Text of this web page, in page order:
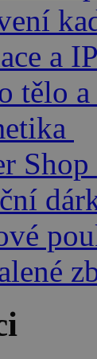
a
tělo
Shop